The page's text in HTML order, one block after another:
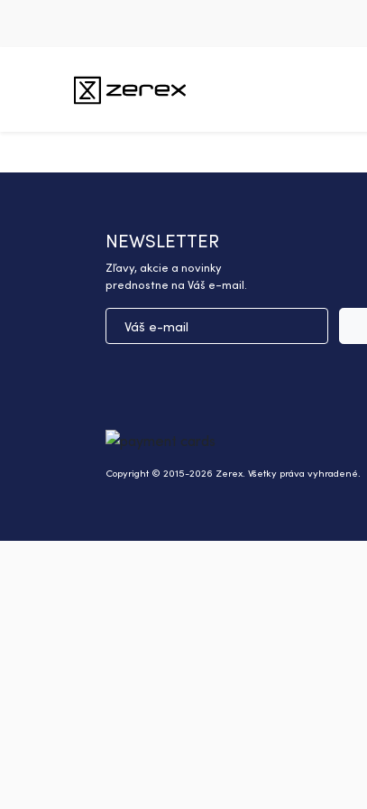
NEWSLETTER
Zľavy, akcie a novinky
prednostne na Váš e-mail.
Copyright © 2015-2026 Zerex. Všetky práva vyhradené.